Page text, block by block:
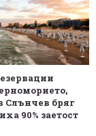
Слънчев бряг
90% заетост